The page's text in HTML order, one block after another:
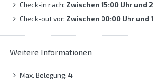
Check-in nach: Zwischen 15:00 Uhr und
Check-out vor: Zwischen 00:00 Uhr und
Weitere Informationen
Max. Belegung: 4